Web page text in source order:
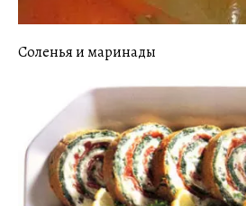
Соленья и маринады